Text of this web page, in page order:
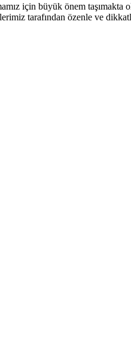
için büyük önem
tarafından özenle ve